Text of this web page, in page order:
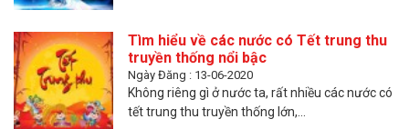
Tìm hiểu về các nước có Tết trung thu
truyền thống nổi bậc
Ngày Đăng : 13-06-2020
Không riêng gì ở nước ta, rất nhiều các nước có
tết trung thu truyền thống lớn,...